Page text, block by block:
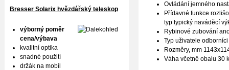
Ovládání jemného
Přídavné funkce
typ typický naváděcí
Rybinové zubování
Typ uživatele odborníci
Rozměry, mm
Váha včetně obalu 30
Bresser Solarix hvězdářský teleskop
výborný poměr
cena/výbava
kvalitní optika
snadné použití
držák na mobil